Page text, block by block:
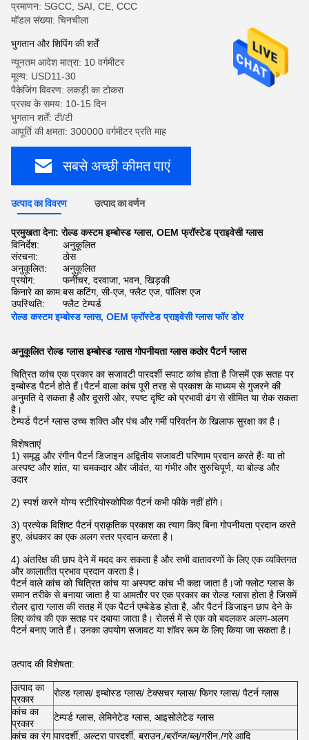
प्रमाणन: SGCC, SAI, CE, CCC
मॉडल संख्या: चिनचीला
भुगतान और शिपिंग की शर्तें
न्यूनतम आदेश मात्रा: 10 वर्गमीटर
मूल्य: USD11-30
पैकेजिंग विवरण: लकड़ी का टोकरा
प्रसव के समय: 10-15 दिन
भुगतान शर्तें: टी/टी
आपूर्ति की क्षमता: 300000 वर्गमीटर प्रति माह
सबसे अच्छी कीमत पाएं
उत्पाद का विवरण उत्पाद का वर्णन
प्रमुखता देना:रोल्ड कस्टम इम्बोस्ड ग्लास, OEM फ्रॉस्टेड प्राइवेसी ग्लास
विनिर्देश:
अनुकूलित
संरचना:
ठोस
अनुकूलित:
अनुकूलित
प्रयोग:
फर्नीचर, दरवाजा, भवन, खिड़की
किनारे का काम:बस कटिंग, सी-एज, फ्लैट एज, पॉलिश एज
उपस्थिति:
फ्लैट टेम्पर्ड
रोल्ड कस्टम इम्बोस्ड ग्लास, OEM फ्रॉस्टेड प्राइवेसी ग्लास फॉर डोर
अनुकूलित रोल्ड ग्लास इम्बोस्ड ग्लास गोपनीयता ग्लास कठोर पैटर्न ग्लास
चित्रित कांच एक प्रकार का सजावटी पारदर्शी सपाट कांच होता है जिसमें एक सतह पर
इम्बोस्ड पैटर्न होते हैं।पैटर्न वाला कांच पूरी तरह से प्रकाश के माध्यम से गुजरने की
अनुमति दे सकता है और दूसरी ओर, स्पष्ट दृष्टि को प्रभावी ढंग से सीमित या रोक सकता
है।
टेम्पर्ड पैटर्न ग्लास उच्च शक्ति और पंच और गर्मी परिवर्तन के खिलाफ सुरक्षा का है।
विशेषताएं
1) समृद्ध और रंगीन पैटर्न डिजाइन अद्वितीय सजावटी परिणाम प्रदान करते हैंः या तो
अस्पष्ट और शांत, या चमकदार और जीवंत, या गंभीर और सुरुचिपूर्ण, या बोल्ड और
उदार
2) स्पर्श करने योग्य स्टीरियोस्कोपिक पैटर्न कभी फीके नहीं होंगे।
3) प्रत्येक विशिष्ट पैटर्न प्राकृतिक प्रकाश का त्याग किए बिना गोपनीयता प्रदान करते
हुए, अंधकार का एक अलग स्तर प्रदान करता है।
4) अंतरिक्ष की छाप देने में मदद कर सकता है और सभी वातावरणों के लिए एक व्यक्तिगत
और कालातीत प्रभाव प्रदान करता है।
पैटर्न वाले कांच को चित्रित कांच या अस्पष्ट कांच भी कहा जाता है।जो फ्लोट ग्लास के
समान तरीके से बनाया जाता है या आमतौर पर एक प्रकार का रोल्ड ग्लास होता है जिसमें
रोलर द्वारा ग्लास की सतह में एक पैटर्न एम्बेडेड होता है, और पैटर्न डिजाइन छाप देने के
लिए कांच की एक सतह पर दबाया जाता है। रोलर्स में से एक को बदलकर अलग-अलग
पैटर्न बनाए जाते हैं। उनका उपयोग सजावट या शॉवर रूम के लिए किया जा सकता है।
उत्पाद की विशेषता:
उत्पाद का
प्रकार
रोल्ड ग्लास/ इम्बोस्ड ग्लास/ टेक्सचर ग्लास/ फिगर ग्लास/ पैटर्न ग्लास
कांच का
प्रकार
टेम्पर्ड ग्लास, लेमिनेटेड ग्लास, आइसोलेटेड ग्लास
कांच का रंग पारदर्शी, अल्ट्रा पारदर्शी, ब्राउन,/ब्रॉन्ज/ब्लू/ग्रीन,/ग्रे आदि